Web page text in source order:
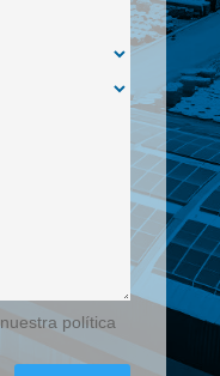
política